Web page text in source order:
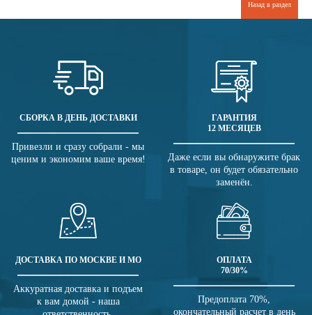
Назад в раздел
СБОРКА В ДЕНЬ ДОСТАВКИ
Привезли и сразу собрали - мы
ценим и экономим ваше время!
ГАРАНТИЯ
12 МЕСЯЦЕВ
Даже если вы обнаружите брак
в товаре, он будет обязательно
заменён.
ДОСТАВКА ПО МОСКВЕ И МО
Аккуратная доставка и подъем
к вам домой - наша
ОПЛАТА
70/30%
Предоплата 70%,
окончательный расчет в день